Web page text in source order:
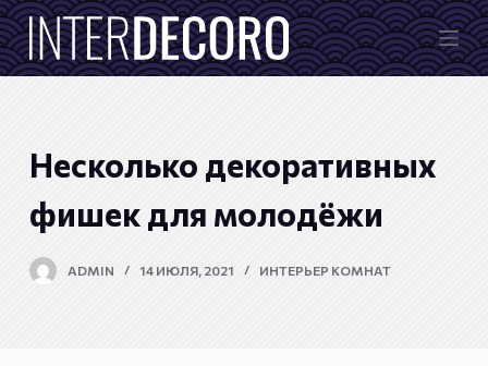
П
е
р
к
у
Несколько декоративных
фишек для молодёжи
ADMIN 14 ИЮЛЯ, 2021 ИНТЕРЬЕР КОМНАТ